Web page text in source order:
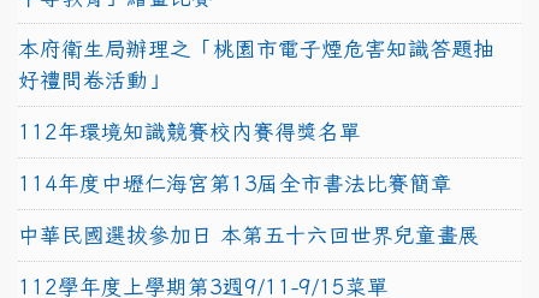
本府衛生局辦理之「桃園市電子煙危害知識答題抽
好禮問卷活動」
112年環境知識競賽校內賽得獎名單
114年度中壢仁海宮第13屆全市書法比賽簡章
中華民國選拔參加日 本第五十六回世界兒童畫展
112學年度上學期第3週9/11-9/15菜單